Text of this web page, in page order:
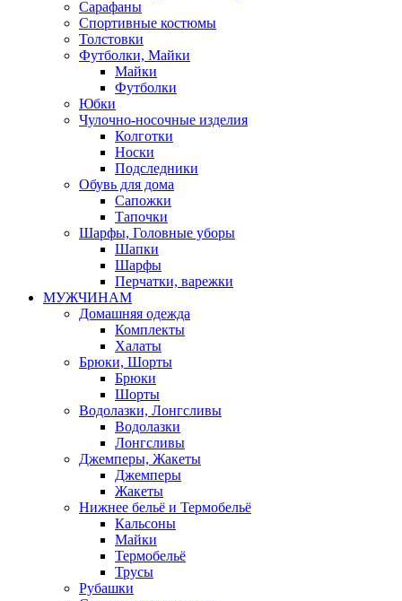
Сарафаны
Спортивные костюмы
Толстовки
Футболки, Майки
Майки
Футболки
Юбки
Чулочно-носочные изделия
Колготки
Носки
Подследники
Обувь для дома
Сапожки
Тапочки
Шарфы, Головные уборы
Шапки
Шарфы
Перчатки, варежки
МУЖЧИНАМ
Домашняя одежда
Комплекты
Халаты
Брюки, Шорты
Брюки
Шорты
Водолазки, Лонгсливы
Водолазки
Лонгсливы
Джемперы, Жакеты
Джемперы
Жакеты
Нижнее бельё и Термобельё
Кальсоны
Майки
Термобельё
Трусы
Рубашки